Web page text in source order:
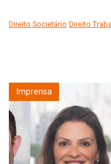
Direito Societário Direito
Imprensa